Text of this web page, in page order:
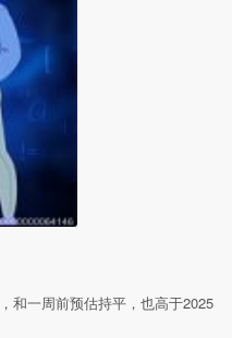
和一周前预估持平，也高于2025